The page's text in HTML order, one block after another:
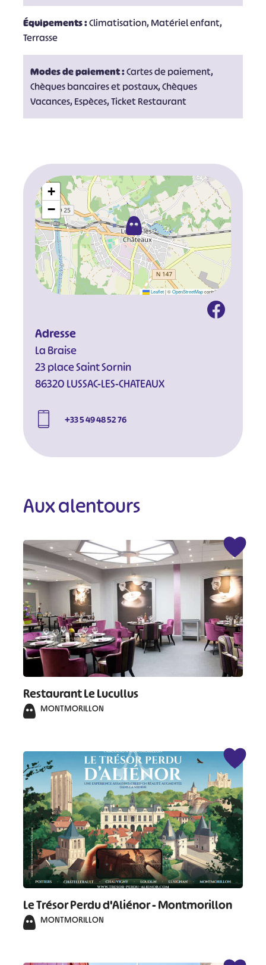
Équipements :Climatisation, Matériel enfant,
Terrasse
Modes de paiement :Cartes de paiement,
Chèques bancaires et postaux, Chèques
Vacances, Espèces, Ticket Restaurant
+
−
Leaflet |©OpenStreetMapcontributors
Adresse
La Braise
23 place Saint Sornin
86320 LUSSAC-LES-CHATEAUX
+33 5 49 48 52 76
Aux alentours
Restaurant Le Lucullus
MONTMORILLON
Le Trésor Perdu d'Aliénor - Montmorillon
MONTMORILLON